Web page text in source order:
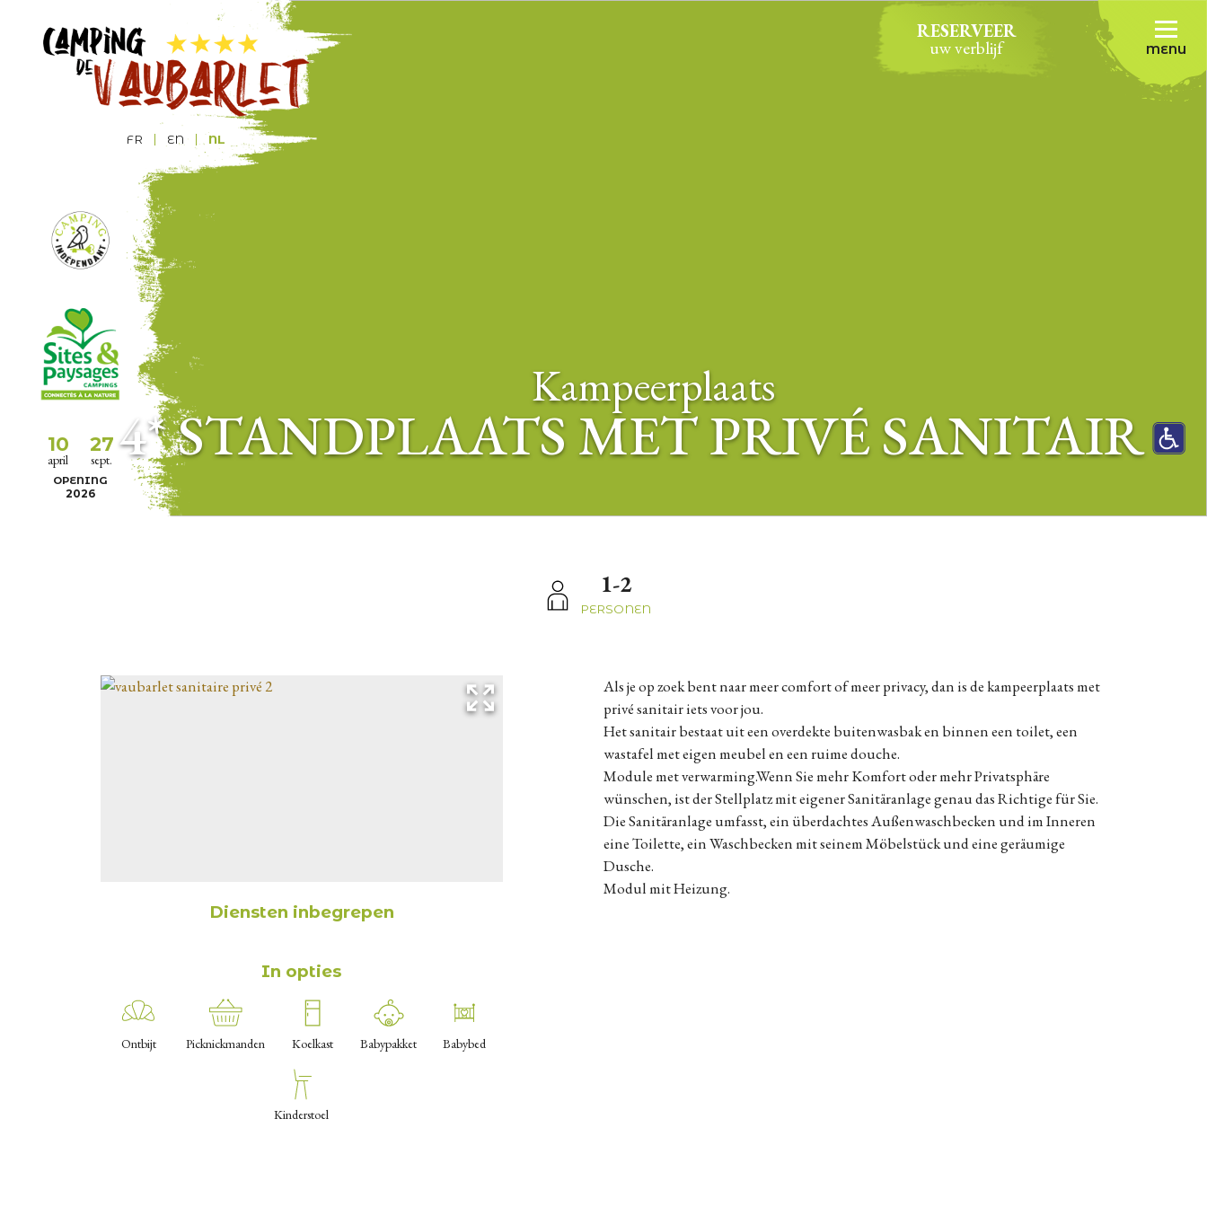
MENU
RESERVEER
uw verblijf
FR EN NL
10
april
27
sept.
OPENING
2026
Kampeerplaats
4* STANDPLAATS MET PRIVÉ SANITAIR
1-2
PERSONEN
Diensten inbegrepen
In opties
Ontbijt Picknickmanden Koelkast Babypakket Babybed
Kinderstoel
Als je op zoek bent naar meer comfort of meer privacy, dan is de kampeerplaats met
privé sanitair iets voor jou.
Het sanitair bestaat uit een overdekte buitenwasbak en binnen een toilet, een
wastafel met eigen meubel en een ruime douche.
Module met verwarming.Wenn Sie mehr Komfort oder mehr Privatsphäre
wünschen, ist der Stellplatz mit eigener Sanitäranlage genau das Richtige für Sie.
Die Sanitäranlage umfasst, ein überdachtes Außenwaschbecken und im Inneren
eine Toilette, ein Waschbecken mit seinem Möbelstück und eine geräumige
Dusche.
Modul mit Heizung.